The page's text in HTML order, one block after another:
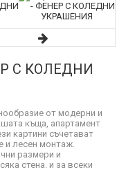
С КОЛЕДНИ
от модерни и
къща, апартамент
картини съчетават
и лесен монтаж.
размери и
стена. и за всеки